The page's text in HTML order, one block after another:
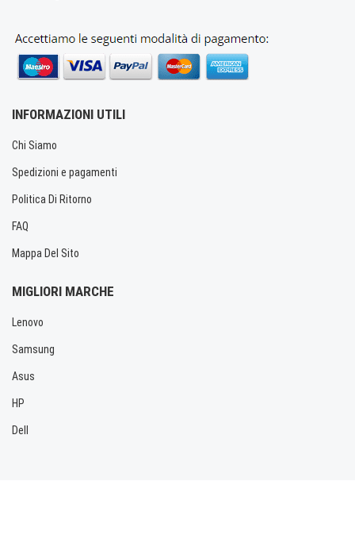
INFORMAZIONI UTILI
Chi Siamo
Spedizioni e pagamenti
Politica Di Ritorno
FAQ
Mappa Del Sito
MIGLIORI MARCHE
Lenovo
Samsung
Asus
HP
Dell